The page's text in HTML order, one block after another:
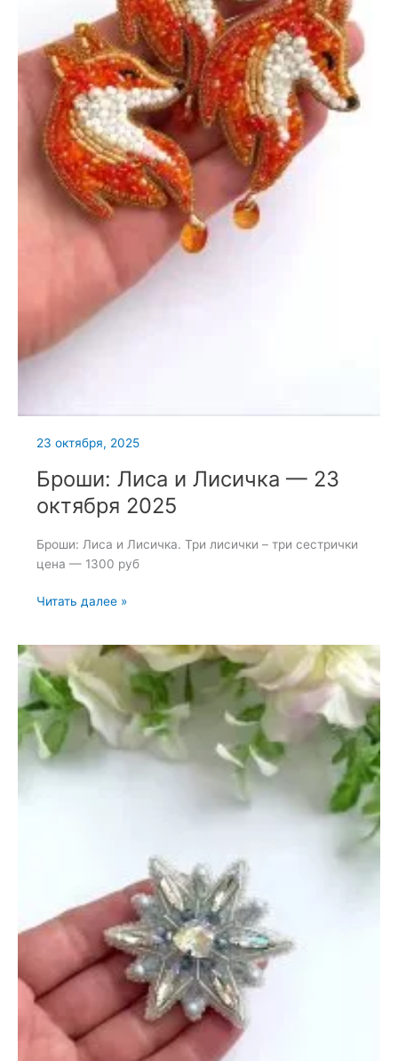
23 октября, 2025
Броши: Лиса и Лисичка — 23
октября 2025
Броши: Лиса и Лисичка. Три лисички – три сестрички
цена — 1300 руб
Броши:
Лисичка
—
23
октября
2025
Читать далее »